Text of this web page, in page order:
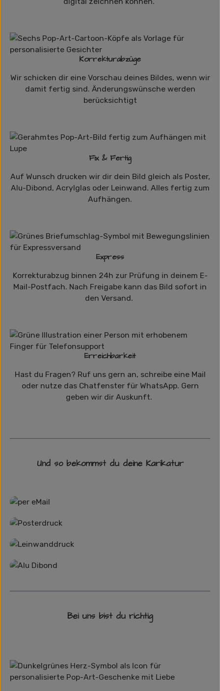
Korrekturabzüge
Wir schicken dir eine Vorschau deines Bildes, wenn wir
damit fertig sind. Änderungswünsche werden
berücksichtigt
Fix & Fertig
Auf Wunsch drucken wir dir dein Bild gleich als Poster,
Alu-Dibond, Acrylglas oder Leinwand. Alles fertig zum
Aufhängen.
Express
Korrekturabzug binnen 24h zur Prüfung in deinem E-
Mail-Postfach. Nach Freigabe kann das Bild sofort in
den Versand.
Erreichbarkeit
Hast du Fragen? Ruf uns gern an, schreibe eine Mail
oder nutze das Chatfenster für WhatsApp. Gern
geben wir dir Auskunft.
Und so bekommst du deine Karikatur
Bei uns bist du richtig